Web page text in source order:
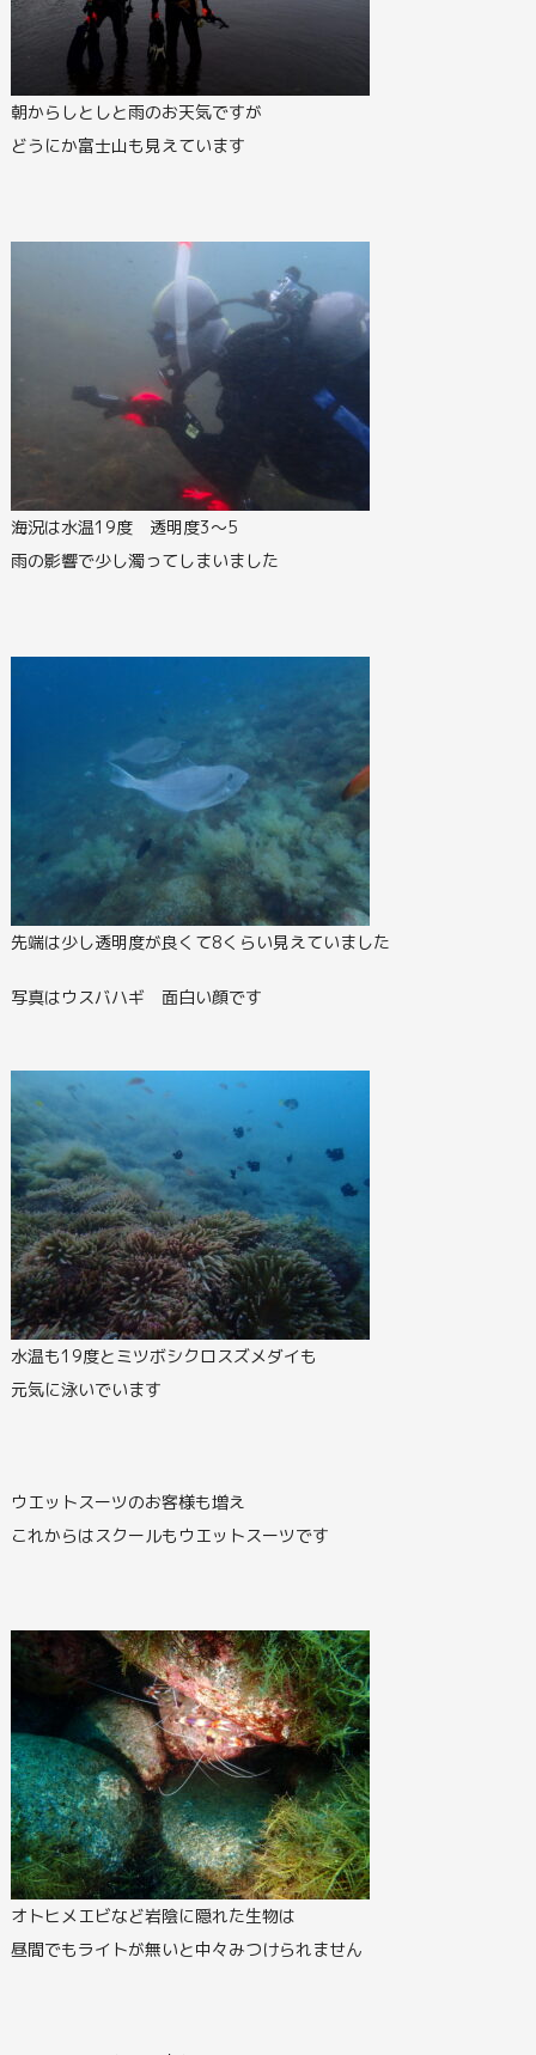
朝からしとしと雨のお天気ですが
どうにか富士山も見えています
海況は水温19度 透明度3～5
雨の影響で少し濁ってしまいました
先端は少し透明度が良くて8くらい見えていました
写真はウスバハギ 面白い顔です
水温も19度とミツボシクロスズメダイも
元気に泳いでいます
ウエットスーツのお客様も増え
これからはスクールもウエットスーツです
オトヒメエビなど岩陰に隠れた生物は
昼間でもライトが無いと中々みつけられません